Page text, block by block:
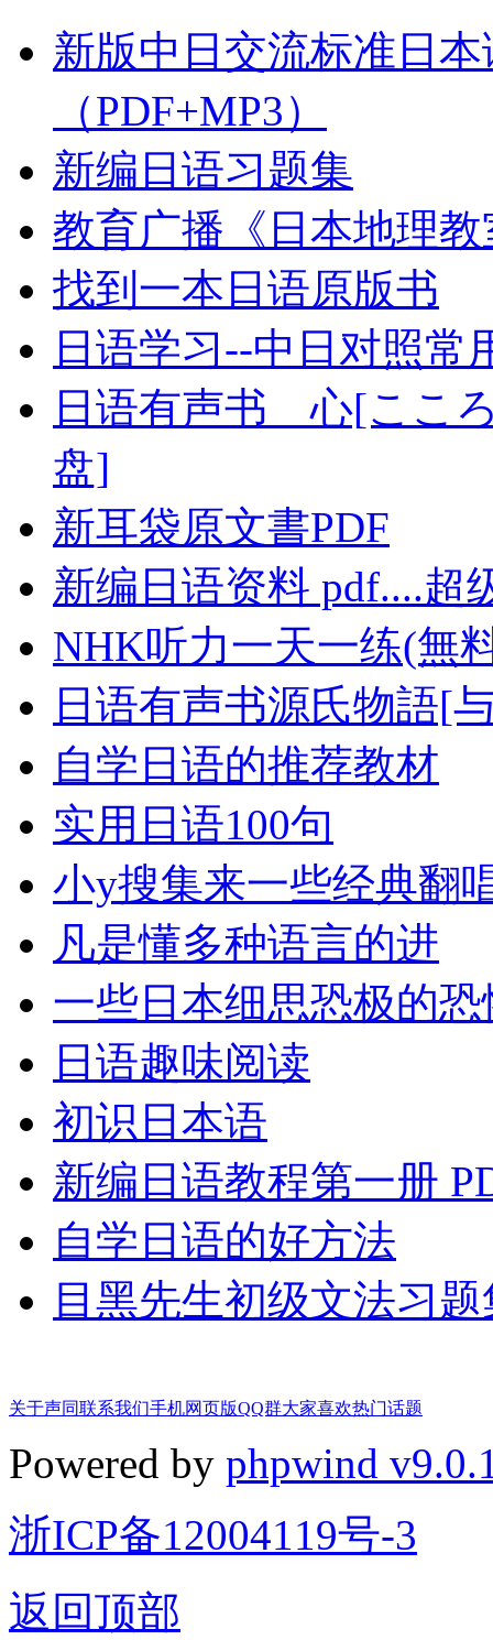
新版中日交流标准日
（PDF+MP3）
新编日语习题集
教育广播《日本地理
找到一本日语原版书
日语学习--中日对照常
日语有声书 心[ここ
盘]
新耳袋原文書PDF
新编日语资料 pdf....超
NHK听力一天一练(無
日语有声书源氏物語[
自学日语的推荐教材
实用日语100句
小y搜集来一些经典翻
凡是懂多种语言的进
一些日本细思恐极的
日语趣味阅读
初识日本语
新编日语教程第一册
自学日语的好方法
目黑先生初级文法习题
关于声同联系我们手机网页版QQ群大家喜欢热门话题
Powered by phpwind
浙ICP备12004119号-3
返回顶部